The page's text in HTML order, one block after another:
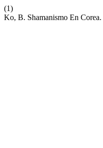
(1)
Ko, B. Shamanismo En Corea.